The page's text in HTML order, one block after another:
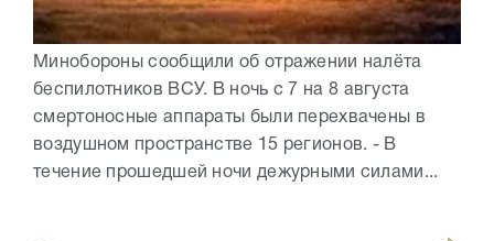
Минобороны сообщили об отражении налёта
беспилотников ВСУ. В ночь с 7 на 8 августа
смертоносные аппараты были перехвачены в
воздушном пространстве 15 регионов. - В
течение прошедшей ночи дежурными силами...